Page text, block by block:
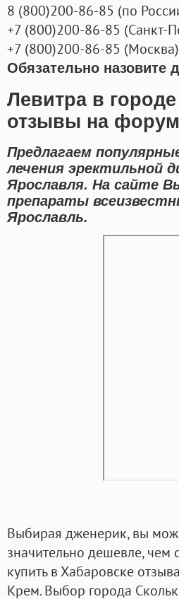
8 (800)200-86-85 (по
+7 (800)200-86-85 (Санкт-
+7 (800)200-86-85 (Москва)
Обязательно назовите
Левитра в
отзывы на
Предлагаем
лечения эректильной
Ярославля. На сайте
препараты
Ярославль.
Выбирая дженерик, вы
значительно дешевле, чем
купить в Хабаровске
Крем. Выбор города